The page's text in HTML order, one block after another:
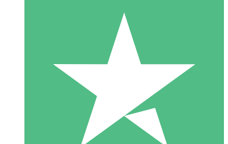
Pacchetti di Crediti Individuali
Paga a consumo con crediti di download. Nessun impegno
1 Download
10